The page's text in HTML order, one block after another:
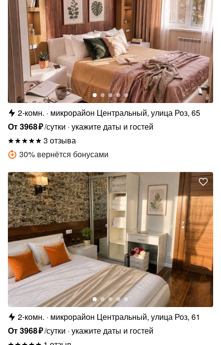
2-комн.
микрорайон Центральный, улица Роз, 65
От3968₽/сутки укажите даты и гостей
3 отзыва
30% вернётся бонусами
2-комн.
микрорайон Центральный, улица Роз, 61
От3968₽/сутки укажите даты и гостей